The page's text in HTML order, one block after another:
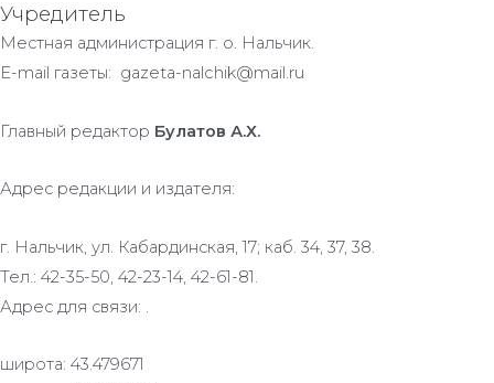
Учредитель
Местная администрация г. о. Нальчик.
E-mail газеты: gazeta-nalchik@mail.ru
Главный редактор Булатов А.Х.
Адрес редакции и издателя:
г. Нальчик, ул. Кабардинская, 17; каб. 34, 37, 38.
Тел.: 42-35-50, 42-23-14, 42-61-81.
Адрес для связи: .
широта: 43.479671